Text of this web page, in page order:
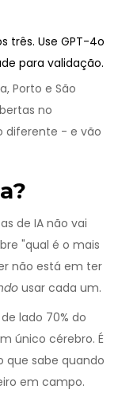
três. Use GPT-4o
para validação.
Porto e São
no
diferente - e vão
de IA não vai
"qual é o mais
não está em ter
usar cada um.
lado 70% do
único cérebro. É
que sabe quando
em campo.